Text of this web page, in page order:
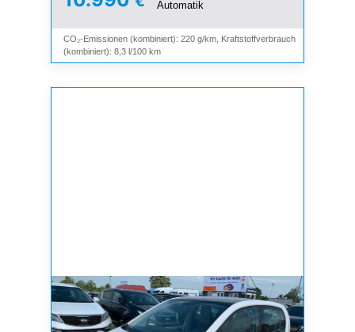
Automatik
CO₂-Emissionen (kombiniert): 220 g/km, Kraftstoffverbrauch
(kombiniert): 8,3 l/100 km